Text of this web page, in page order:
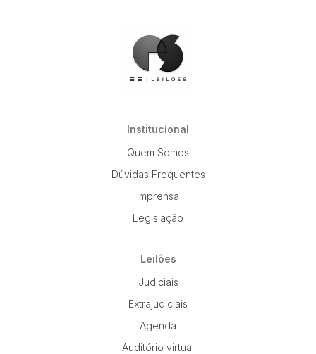
Institucional
Quem Somos
Dúvidas Frequentes
Imprensa
Legislação
Leilões
Judiciais
Extrajudiciais
Agenda
Auditório virtual